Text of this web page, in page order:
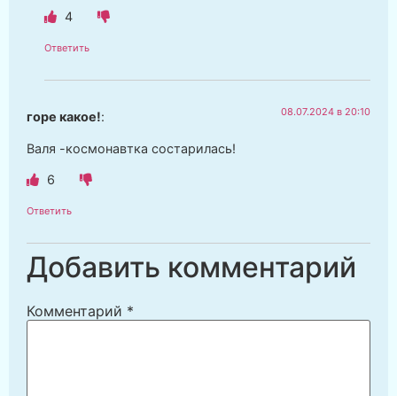
4
Ответить
горе какое!: 08.07.2024 в 20:10
Валя -космонавтка состарилась!
6
Ответить
Добавить комментарий
Комментарий *